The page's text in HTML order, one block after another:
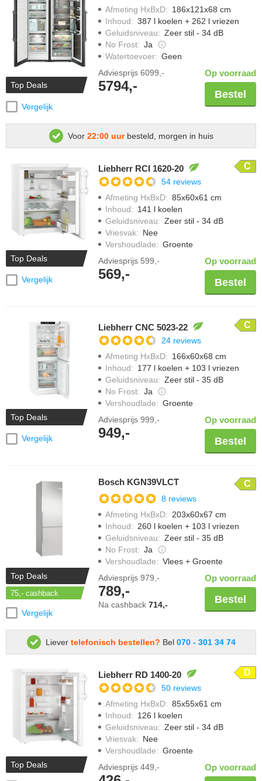
Top Deals
Vergelijk
Afmeting HxBxD: 186x121x68 cm
Inhoud: 387 l koelen + 262 l vriezen
Geluidsniveau: Zeer stil - 34 dB
No Frost: Ja
Watertoevoer: Geen
Adviesprijs 6099,-
5794,-
Op voorraad
Bestel
Voor 22:00 uurbesteld, morgen in huis
Top Deals
Vergelijk
Liebherr RCI 1620-20 C
54 reviews
Afmeting HxBxD: 85x60x61 cm
Inhoud: 141 l koelen
Geluidsniveau: Zeer stil - 34 dB
Vriesvak: Nee
Vershoudlade: Groente
Adviesprijs 599,-
569,-
Op voorraad
Bestel
Top Deals
Vergelijk
Liebherr CNC 5023-22 C
24 reviews
Afmeting HxBxD: 166x60x68 cm
Inhoud: 177 l koelen + 103 l vriezen
Geluidsniveau: Zeer stil - 35 dB
No Frost: Ja
Vershoudlade: Groente
Adviesprijs 999,-
949,-
Op voorraad
Bestel
Top Deals
75,- cashback
Vergelijk
Bosch KGN39VLCT C
8 reviews
Afmeting HxBxD: 203x60x67 cm
Inhoud: 260 l koelen + 103 l vriezen
Geluidsniveau: Zeer stil - 35 dB
No Frost: Ja
Vershoudlade: Vlees + Groente
Adviesprijs 979,-
789,-
Na cashback 714,-
Op voorraad
Bestel
Liever telefonisch bestellen? Bel 070 - 301 34 74
Top Deals
Liebherr RD 1400-20 D
50 reviews
Afmeting HxBxD: 85x55x61 cm
Inhoud: 126 l koelen
Geluidsniveau: Zeer stil - 34 dB
Vriesvak: Nee
Vershoudlade: Groente
Adviesprijs 449,- Op voorraad